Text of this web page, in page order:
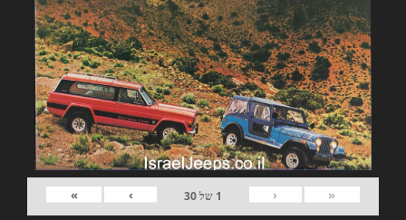
«
‹
1 של30
›
»